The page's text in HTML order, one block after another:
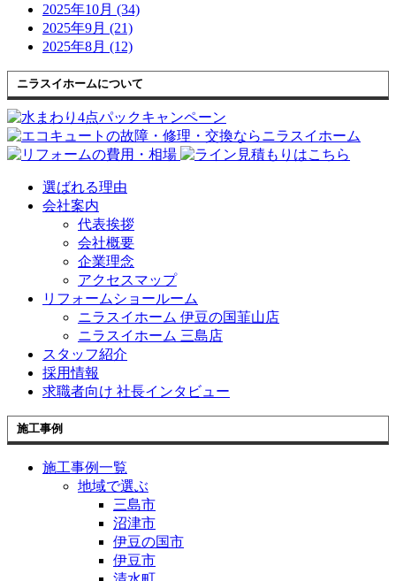
2025年10月 (34)
2025年9月 (21)
2025年8月 (12)
ニラスイホームについて
選ばれる理由
会社案内
代表挨拶
会社概要
企業理念
アクセスマップ
リフォームショールーム
ニラスイホーム 伊豆の国韮山店
ニラスイホーム 三島店
スタッフ紹介
採用情報
求職者向け 社長インタビュー
施工事例
施工事例一覧
地域で選ぶ
三島市
沼津市
伊豆の国市
伊豆市